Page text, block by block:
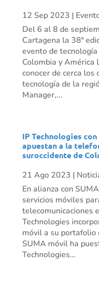
12 Sep 2023 |
Del 6 al 8 de
Cartagena la 38ª
evento de
Colombia y América
conocer de cerca
tecnología de la
Manager,...
IP Technologies
apuestan a la
suroccidente de
21 Ago 2023 |
En alianza con
servicios móviles
telecomunicaciones
Technologies
móvil a su portafolio
SUMA móvil ha
Technologies...